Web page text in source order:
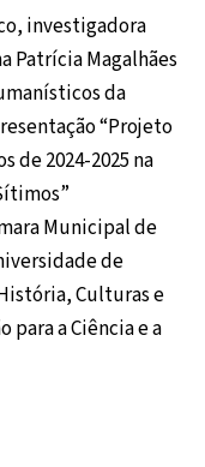
investigadora
Patrícia Magalhães
da
“Projeto
de 2024-2025 na
Municipal de
de
Culturas e
para a Ciência e a